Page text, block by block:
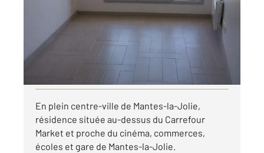
Appartement F2 à louer
730,15 €
par mois charges comprises
Visiter le site dédié
En plein centre-ville de Mantes-la-Jolie,
résidence située au-dessus du Carrefour
Market et proche du cinéma, commerces,
écoles et gare de Mantes-la-Jolie.